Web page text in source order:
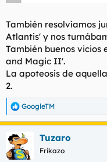
También resolvíamos
Atlantis' y nos
También buenos
and Magic II'.
La apoteosis de
2.
R
e
a
c
c
i
GoogleTM
Tuzaro
Frikazo